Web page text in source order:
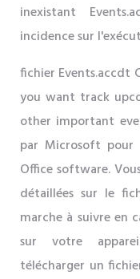
inexistant
incidence sur
fichier Events.accdt
you want track
other important
par Microsoft pour
Office software.
détaillées sur le
marche à suivre en
sur votre
télécharger un